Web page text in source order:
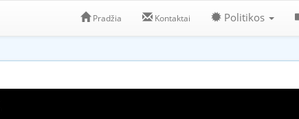
Pradžia Kontaktai Politikos